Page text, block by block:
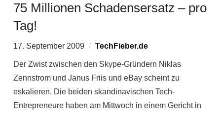
75 Millionen Schadensersatz – pro
Tag!
17. September 2009 TechFieber.de
Der Zwist zwischen den Skype-Gründern Niklas
Zennstrom und Janus Friis und eBay scheint zu
eskalieren. Die beiden skandinavischen Tech-
Entrepreneure haben am Mittwoch in einem Gericht in